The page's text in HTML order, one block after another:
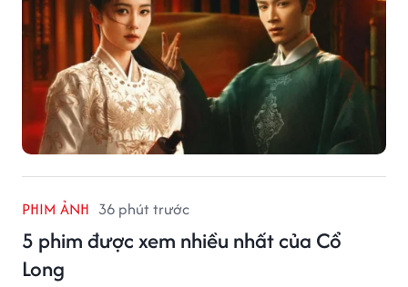
PHIM ẢNH 36 phút trước
5 phim được xem nhiều nhất của Cổ
Long